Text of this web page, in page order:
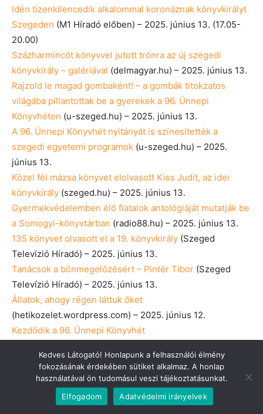
Idén tizenkilencedik alkalommal koronáznak könyvkirályt
Szegeden (M1 Híradó előben) – 2025. június 13. (17.05-
20.00)
Százharmincöt könyvvel jutott trónra az új szegedi
könyvkirály – galériával (delmagyar.hu) – 2025. június 13.
Rajzold le magad gombaként! – a gombák titokzatos
világába pillantottak be a gyerekek a 96. Ünnepi
Könyvhéten (u-szeged.hu) – 2025. június 13.
A 96. Ünnepi Könyvhét nyitányát is színesítették a
szegedi egyetemi programok (u-szeged.hu) – 2025.
június 13.
Közel fél mázsa könyvet elolvasott Kiss Judit, az idei
könyvkirály (szeged.hu) – 2025. június 13.
Gyermekvédelemben élő fiatalok antológiáját mutatják be
a Somogyi-könyvtárban (radio88.hu) – 2025. június 13.
135 könyvet olvasott el a 19. könyvkirály (Szeged
Televízió Híradó) – 2025. június 13.
Tanácsok a bűnmegelőzésért – Pintér Tibor (Szeged
Televízió Híradó) – 2025. június 13.
Állatok, ahogy régen láttuk őket
(hetikozelet.wordpress.com) – 2025. június 12.
Kezdődik a 96. Ünnepi Könyvhét
A 96. Ünnepi Könyvhétről(Körút Magazinműsor) – 2025.
június 12.
Elrajtolt a 96. Ünnepi Könyvhét Szegeden
(szegedinap.hu) – 2025. június 12.
Kedves Látogató! Honlapunk a felhasználói élmény
fokozásának érdekében sütiket alkalmaz. A honlap
használatával ön tudomásul veszi tájékoztatásunkat.
Elfogadom
Adatvédelmi irányelvek